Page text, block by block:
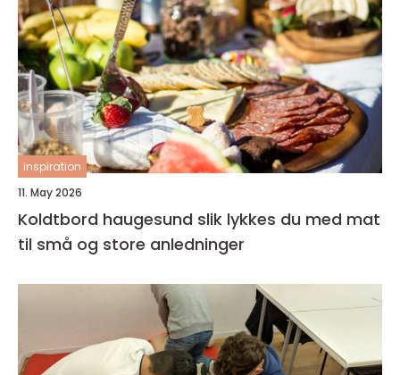
inspiration
11. May 2026
Koldtbord haugesund slik lykkes du med mat
til små og store anledninger